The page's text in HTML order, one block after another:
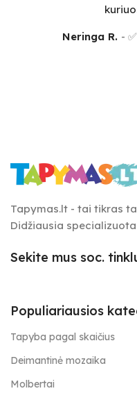
Neringa R.
Tapymas.lt - tai tikras
Didžiausia
Sekite mus soc.
Populiariausios
Tapyba pagal skaičius
Deimantinė mozaika
Molbertai